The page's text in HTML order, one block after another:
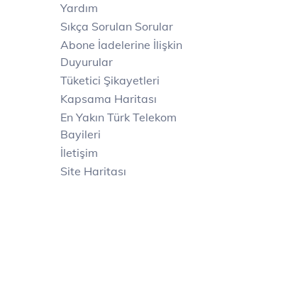
Yardım
Sıkça Sorulan Sorular
Abone İadelerine İlişkin
Duyurular
Tüketici Şikayetleri
Kapsama Haritası
En Yakın Türk Telekom
Bayileri
İletişim
Site Haritası